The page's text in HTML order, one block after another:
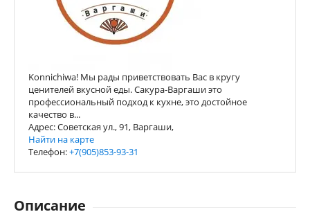
Konnichiwa! Мы рады приветствовать Вас в кругу
ценителей вкусной еды. Сакура-Варгаши это
профессиональный подход к кухне, это достойное
качество в...
Адрес: Советская ул., 91, Варгаши,
Найти на карте
Телефон:+7(905)853-93-31
Описание